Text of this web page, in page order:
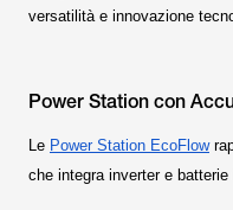
versatilità e innovazione
Power Station con
Le Power Station EcoFlow
che integra inverter e